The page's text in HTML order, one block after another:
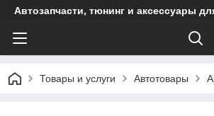
Автозапчасти, тюнинг и аксессуары
Товары и услуги Автотовары